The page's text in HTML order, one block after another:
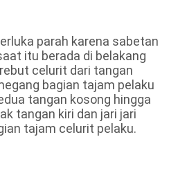
parah karena sabetan
itu berada di belakang
celurit dari tangan
bagian tajam pelaku
tangan kosong hingga
tangan kiri dan jari jari
tajam celurit pelaku.